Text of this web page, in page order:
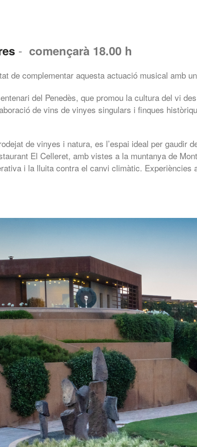
- començarà 18.00 h
de complementar aquesta actuació musical amb
del Penedès, que promou la cultura del vi
de vins de vinyes singulars i finques
de vinyes i natura, es l’espai ideal per gaudir
El Celleret, amb vistes a la muntanya de
i la lluita contra el canvi climàtic.